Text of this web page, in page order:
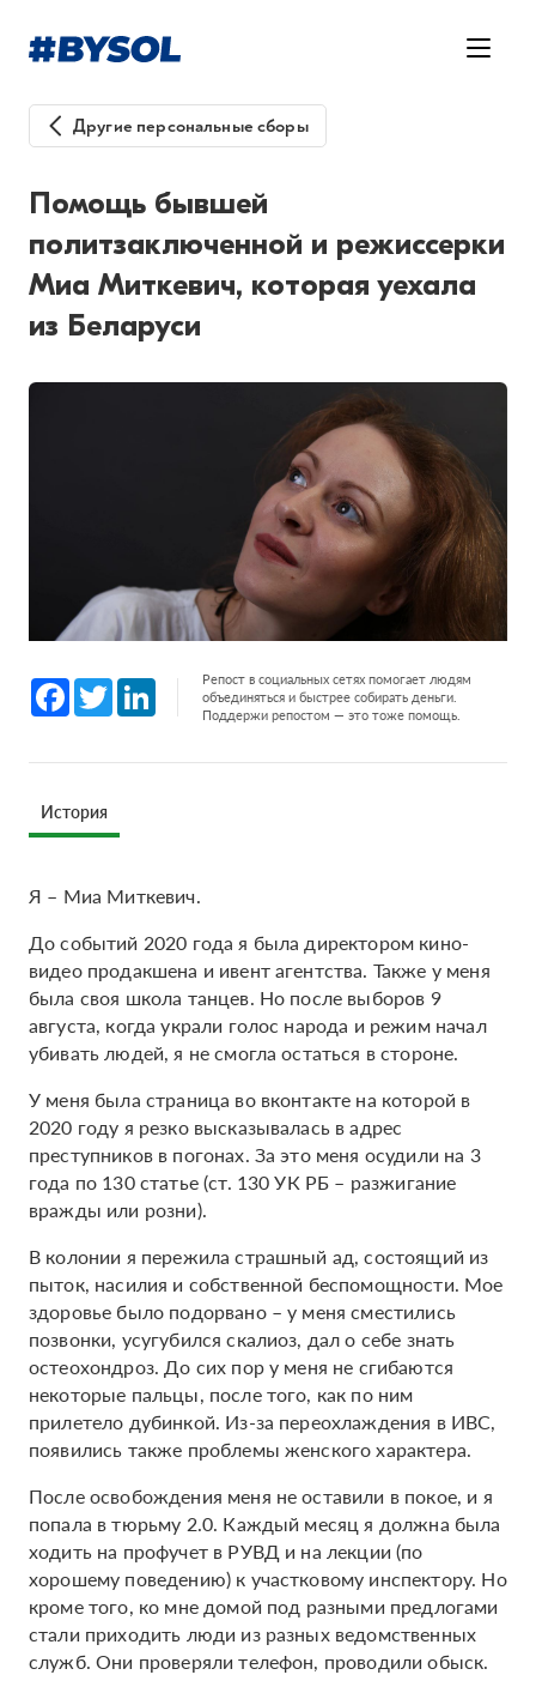
Другие персональные сборы
Помощь бывшей
политзаключенной и режиссерки
Миа Миткевич, которая уехала
из Беларуси
Facebook
Twitter LinkedInРепост в социальных сетях помогает людям
объединяться и быстрее собирать деньги.
Поддержи репостом — это тоже помощь.
История
Я – Миа Миткевич.
До событий 2020 года я была директором кино-
видео продакшена и ивент агентства. Также у меня
была своя школа танцев. Но после выборов 9
августа, когда украли голос народа и режим начал
убивать людей, я не смогла остаться в стороне.
У меня была страница во вконтакте на которой в
2020 году я резко высказывалась в адрес
преступников в погонах. За это меня осудили на 3
года по 130 статье (ст. 130 УК РБ – разжигание
вражды или розни).
В колонии я пережила страшный ад, состоящий из
пыток, насилия и собственной беспомощности. Мое
здоровье было подорвано – у меня сместились
позвонки, усугубился скалиоз, дал о себе знать
остеохондроз. До сих пор у меня не сгибаются
некоторые пальцы, после того, как по ним
прилетело дубинкой. Из-за переохлаждения в ИВС,
появились также проблемы женского характера.
После освобождения меня не оставили в покое, и я
попала в тюрьму 2.0. Каждый месяц я должна была
ходить на профучет в РУВД и на лекции (по
хорошему поведению) к участковому инспектору. Но
кроме того, ко мне домой под разными предлогами
стали приходить люди из разных ведомственных
служб. Они проверяли телефон, проводили обыск.